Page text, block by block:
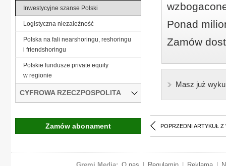
Ponad
Zamów
Masz już
POPRZEDNI ARTYKUŁ Z
Inwestycyjne szanse Polski
Logistyczna niezależność
Polska na fali nearshoringu, reshoringu
i friendshoringu
Polskie fundusze private equity
w regionie
CYFROWA RZECZPOSPOLITA
Zamów abonament